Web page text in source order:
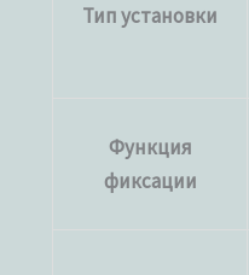
Тип установки
Функция
фиксации